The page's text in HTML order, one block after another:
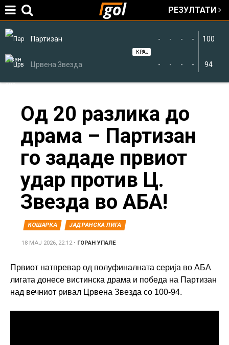
РЕЗУЛТАТИ
Партизан
Црвена Звезда
100
94
-
-
-
-
-
-
-
-
КРАЈ
here
Од 20 разлика до
драма – Партизан
го зададе првиот
удар против Ц.
Звезда во АБА!
КОШАРКА ЈАДРАНСКА ЛИГА
18 МАЈ 2026, 22:12• ГОРАН УПАЛЕ
Првиот натпревар од полуфиналната серија во АБА
лигата донесе вистинска драма и победа на Партизан
над вечниот ривал Црвена Звезда со 100-94.